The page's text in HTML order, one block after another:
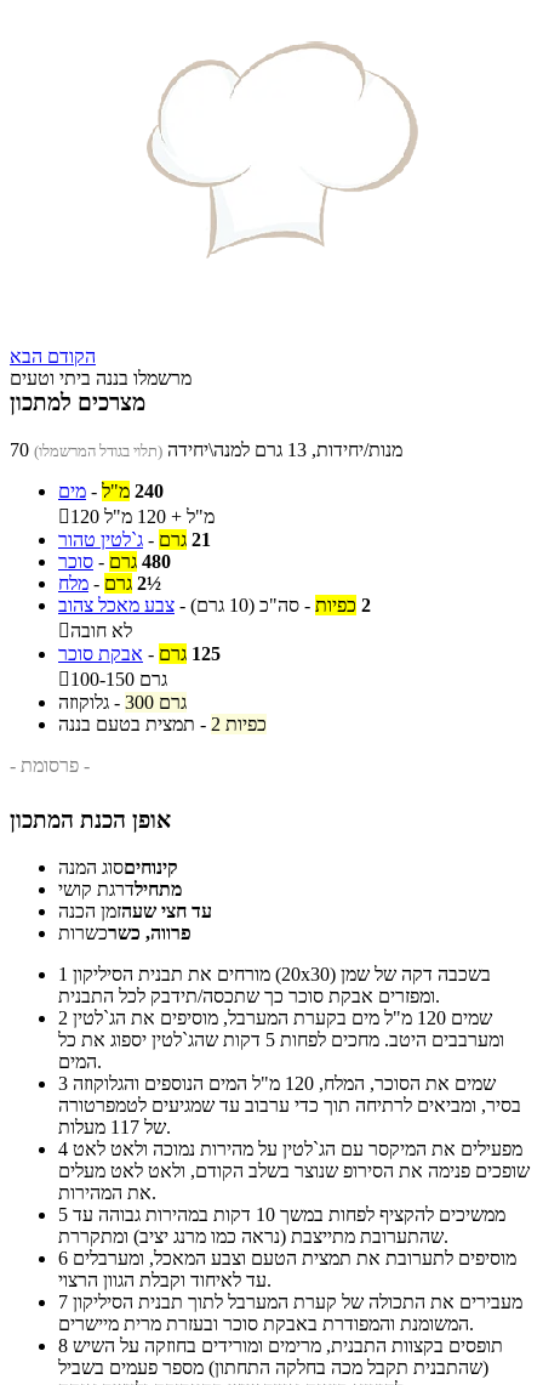
הקודם הבא
מרשמלו בננה ביתי וטעים
מצרכים למתכון
70 מנות/יחידות, 13 גרם למנה\יחידה (תלוי בגודל המרשמלו)
מים - 240 מ"ל

120 מ"ל + 120 מ"ל
ג`לטין טהור - 21 גרם
סוכר - 480 גרם
מלח - 2½ גרם
צבע מאכל צהוב - 2 כפיות - סה"כ (10 גרם)
לא חובה
אבקת סוכר - 125 גרם

100-150 גרם
גלוקוזה -
300 גרם
תמצית בטעם בננה -
2 כפיות
- פרסומת -
אופן הכנת המתכון
קינוחיםסוג המנה
מתחילדרגת קושי
עד חצי שעהזמן הכנה
פרווה, כשרכשרות
1
ומפזרים אבקת סוכר כך שתכסה/תידבק לכל התבנית.
2
ומערבבים היטב. מחכים לפחות 5 דקות שהג`לטין יספוג את כל
המים.
3
בסיר, ומביאים לרתיחה תוך כדי ערבוב עד שמגיעים לטמפרטורה
של 117 מעלות.
4
שופכים פנימה את הסירופ שנוצר בשלב הקודם, ולאט לאט מעלים
את המהירות.
5
שהתערובת מתייצבת (נראה כמו מרנג יציב) ומתקררת.
6
עד לאיחוד וקבלת הגוון הרצוי.
7
המשומנת והמפודרת באבקת סוכר ובעזרת מרית מיישרים.
8
(שהתבנית תקבל מכה בחלקה התחתון) מספר פעמים בשביל